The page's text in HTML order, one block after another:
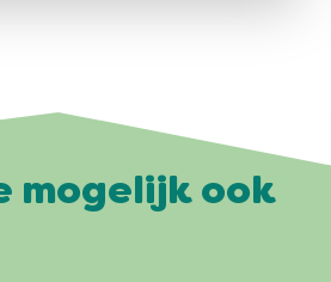
mogelijk ook